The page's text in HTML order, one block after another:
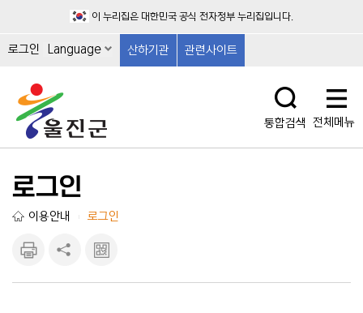
이 누리집은 대한민국 공식 전자정부 누리집입니다.
로그인 Language 산하기관 관련사이트
통합검색 전체메뉴
로그인
이용안내 로그인
기
기
크 보